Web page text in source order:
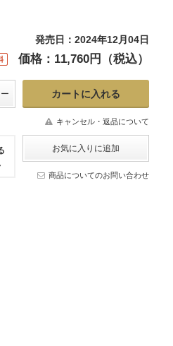
発売日：2024年12月04日
価格：11,760円（税込）
キャンセル・返品について
商品についてのお問い合わせ